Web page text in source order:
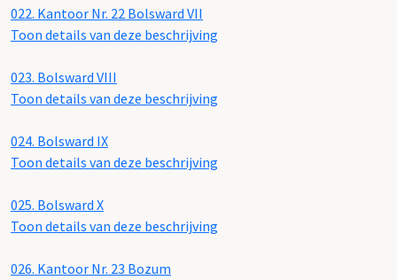
022. Kantoor Nr. 22 Bolsward VII
Toon details van deze beschrijving
023. Bolsward VIII
Toon details van deze beschrijving
024. Bolsward IX
Toon details van deze beschrijving
025. Bolsward X
Toon details van deze beschrijving
026. Kantoor Nr. 23 Bozum